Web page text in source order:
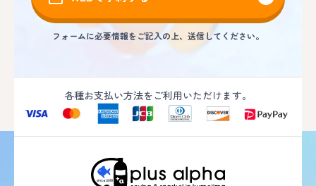
フォームに必要情報をご記入の上、送信してください。
各種お支払い方法をご利用いただけます。